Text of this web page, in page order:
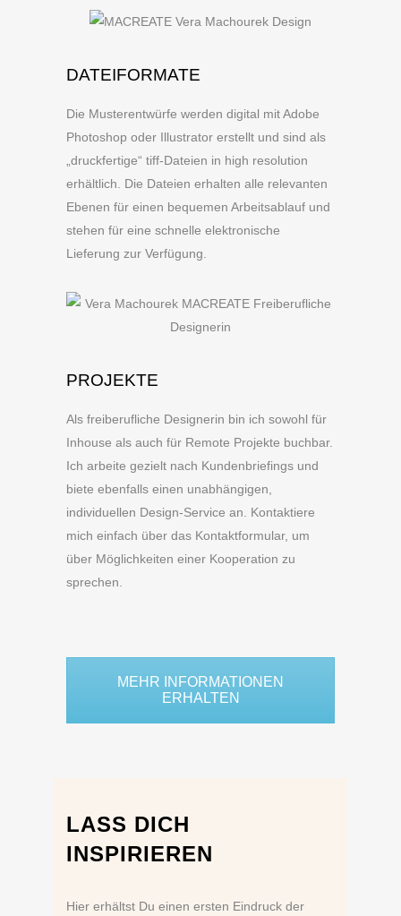
DATEIFORMATE
Die Musterentwürfe werden digital mit Adobe
Photoshop oder Illustrator erstellt und sind als
„druckfertige“ tiff-Dateien in high resolution
erhältlich. Die Dateien erhalten alle relevanten
Ebenen für einen bequemen Arbeitsablauf und
stehen für eine schnelle elektronische
Lieferung zur Verfügung.
PROJEKTE
Als freiberufliche Designerin bin ich sowohl für
Inhouse als auch für Remote Projekte buchbar.
Ich arbeite gezielt nach Kundenbriefings und
biete ebenfalls einen unabhängigen,
individuellen Design-Service an. Kontaktiere
mich einfach über das Kontaktformular, um
über Möglichkeiten einer Kooperation zu
sprechen.
MEHR INFORMATIONEN
ERHALTEN
LASS DICH
INSPIRIEREN
Hier erhältst Du einen ersten Eindruck der